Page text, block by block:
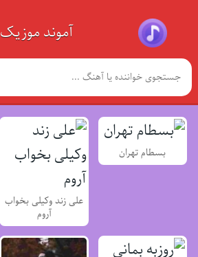
آموند موزیک
بسطام تهران
علی زند وکیلی بخواب
آروم